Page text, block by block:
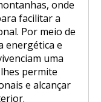
das
dias
Picchu
onde
facilitar a
Por meio de
energética e
uma
permite
e alcançar